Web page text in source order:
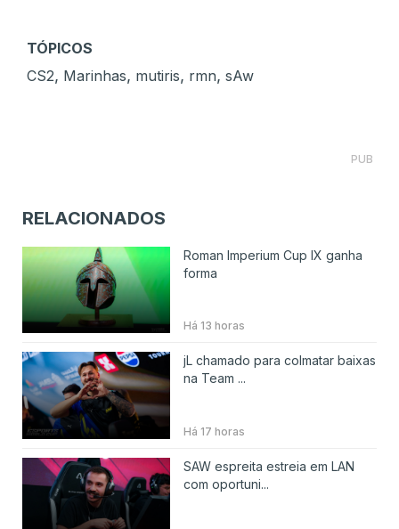
TÓPICOS
CS2, Marinhas, mutiris, rmn, sAw
PUB
RELACIONADOS
Roman Imperium Cup IX ganha
forma
Há 13 horas
jL chamado para colmatar baixas
na Team ...
Há 17 horas
SAW espreita estreia em LAN
com oportuni...